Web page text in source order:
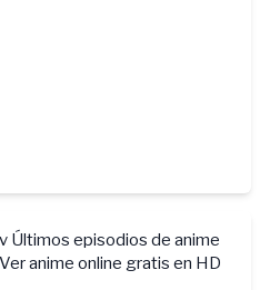
Últimos episodios de anime
anime online gratis en HD